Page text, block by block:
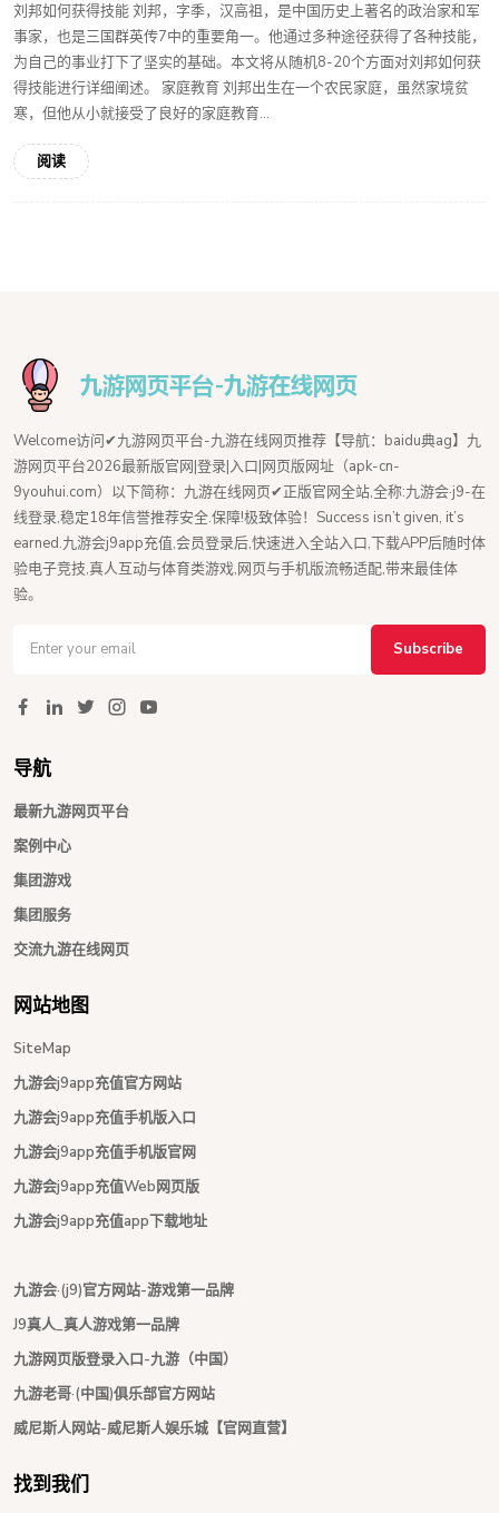
刘邦如何获得技能 刘邦，字季，汉高祖，是中国历史上著名的政治家和军
事家，也是三国群英传7中的重要角一。他通过多种途径获得了各种技能，
为自己的事业打下了坚实的基础。本文将从随机8-20个方面对刘邦如何获
得技能进行详细阐述。 家庭教育 刘邦出生在一个农民家庭，虽然家境贫
寒，但他从小就接受了良好的家庭教育...
阅读
Welcome访问✔九游网页平台-九游在线网页推荐【导航：baidu典ag】九
游网页平台2026最新版官网|登录|入口|网页版网址（apk-cn-
9youhui.com）以下简称：九游在线网页✔正版官网全站,全称:九游会·j9-在
线登录,稳定18年信誉推荐安全.保障!极致体验！Success isn’t given, it’s
earned.九游会j9app充值,会员登录后,快速进入全站入口,下载APP后随时体
验电子竞技,真人互动与体育类游戏,网页与手机版流畅适配,带来最佳体
验。
Subscribe
导航
最新九游网页平台
案例中心
集团游戏
集团服务
交流九游在线网页
网站地图
SiteMap
九游会j9app充值官方网站
九游会j9app充值手机版入口
九游会j9app充值手机版官网
九游会j9app充值Web网页版
九游会j9app充值app下载地址
九游会·(j9)官方网站-游戏第一品牌
J9真人_真人游戏第一品牌
九游网页版登录入口-九游（中国）
九游老哥·(中国)俱乐部官方网站
威尼斯人网站-威尼斯人娱乐城【官网直营】
找到我们